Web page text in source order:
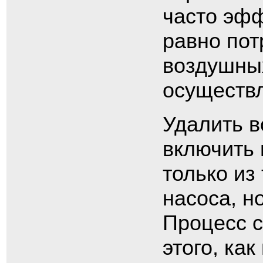
часто
равно
Удалить
включить
только из
насоса,
Процесс
этого,